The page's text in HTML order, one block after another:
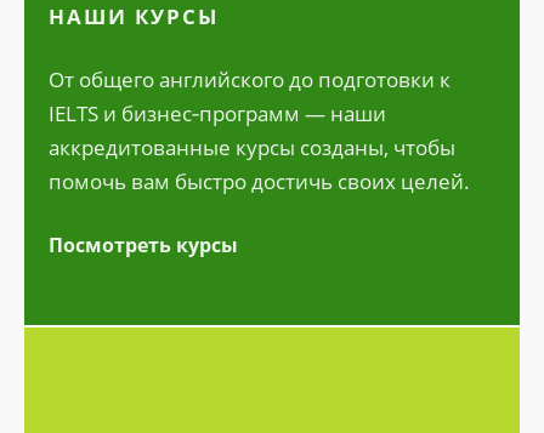
НАШИ КУРСЫ
От общего английского до подготовки к
IELTS и бизнес‑программ — наши
аккредитованные курсы созданы, чтобы
помочь вам быстро достичь своих целей.
Посмотреть курсы
проживание